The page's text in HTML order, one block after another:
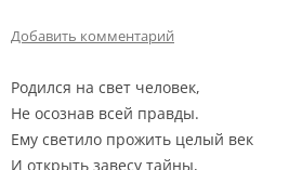
Добавить комментарий
Родился на свет человек,
Не осознав всей правды.
Ему светило прожить целый век
И открыть завесу тайны,